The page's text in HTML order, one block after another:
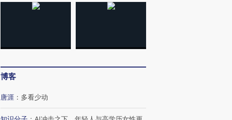
博客
唐涯 ： 多看少动